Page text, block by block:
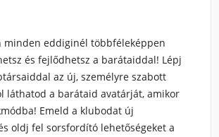
minden eddiginél többféleképpen
és fejlődhetsz a barátaiddal! Lépj
az új, személyre szabott
láthatod a barátaid avatárját, amikor
Emeld a klubodat új
oldj fel sorsfordító lehetőségeket a